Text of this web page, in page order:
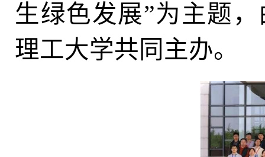
生绿色发展”为主题
理工大学共同主办。